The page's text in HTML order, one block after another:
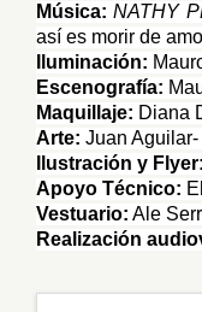
Música:NATHY
así es morir de
Iluminación:
Escenografía:
Maquillaje: Diana
Arte: Juan
Ilustración y Flyer:
Apoyo Técnico:
Vestuario: Ale
Realización